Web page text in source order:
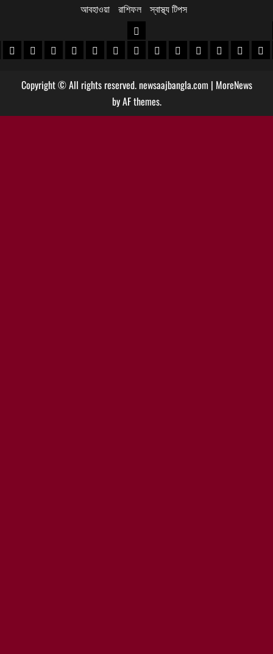
আবহাওয়া
রাশিফল স্বাস্থ্য টিপস
খবর
খবর
পুরুলিয়া খবর
বাঁকুড়া খবরপশ্চিম বর্ধমান খবর
পূর্ব বর্ধমান খবর
বীরভূম খবরমুর্শিদাবাদ খবর
উত্তরবঙ্গ
কোচবিহার নিউজ
আলিপুরদুয়ার খবর
জলপাইগুড়ি খবর
শিলিগুড়ি খবর
উত্তরদক্ষিণ
Copyright © All rights reserved. newsaajbangla.com | MoreNews
by AF themes.